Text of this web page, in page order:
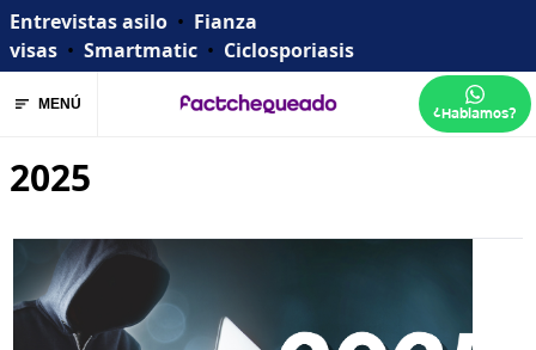
Entrevistas asilo • Fianza
visas • Smartmatic • Ciclosporiasis
MENÚ ¿Hablamos?
2025